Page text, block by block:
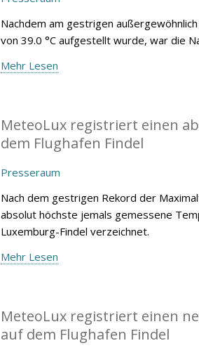
Nachdem am gestrigen
von 39.0 °C aufgestellt wurde, war die
Mehr Lesen
MeteoLux registriert einen
dem Flughafen Findel
Presseraum
Nach dem gestrigen Rekord der
absolut höchste jemals gemessene
Luxemburg-Findel verzeichnet.
Mehr Lesen
MeteoLux registriert einen
auf dem Flughafen Findel